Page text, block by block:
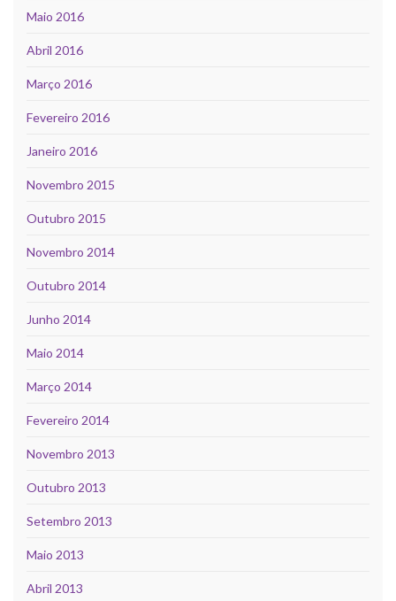
Maio 2016
Abril 2016
Março 2016
Fevereiro 2016
Janeiro 2016
Novembro 2015
Outubro 2015
Novembro 2014
Outubro 2014
Junho 2014
Maio 2014
Março 2014
Fevereiro 2014
Novembro 2013
Outubro 2013
Setembro 2013
Maio 2013
Abril 2013